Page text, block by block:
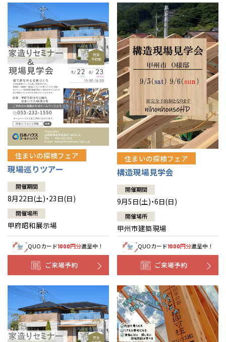
住まいの探検フェア
現場巡りツアー
開催期間
8月22日(土)・23日(日)
開催場所
甲府昭和展示場
QUOカード1000円分進呈中！
ご来場予約
住まいの探検フェア
構造現場見学会
開催期間
9月5日(土)・6日(日)
開催場所
甲州市建築現場
QUOカード1000円分進呈中！
ご来場予約